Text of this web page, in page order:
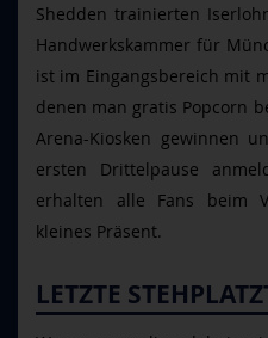
Shedden trainierten
Handwerkskammer für
ist im Eingangsbereich mit
denen man gratis Popcorn
Arena-Kiosken gewinnen
ersten Drittelpause
erhalten alle Fans beim
kleines Präsent.
LETZTE